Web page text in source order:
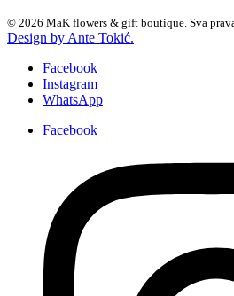
© 2026 MaK flowers & gift boutique. Sva
Design by Ante Tokić.
Facebook
Instagram
WhatsApp
Facebook